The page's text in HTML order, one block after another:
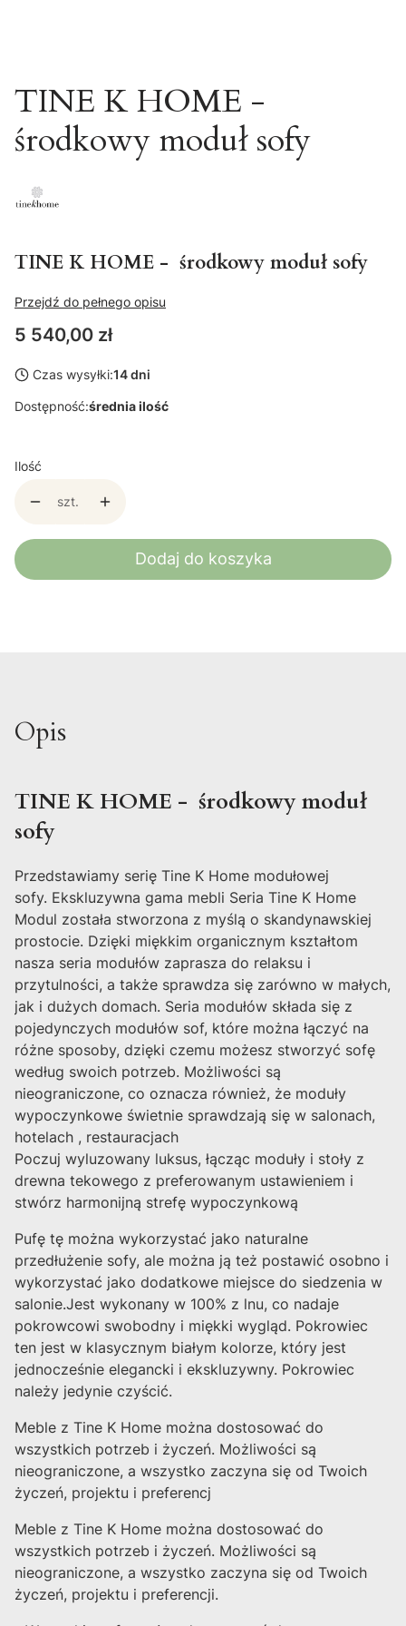
TINE K HOME -
środkowy moduł sofy
TINE K HOME - środkowy moduł sofy
Przejdź do pełnego opisu
Cena
5 540,00 zł
Czas wysyłki:14 dni
Dostępność:średnia ilość
Ilość
szt.
Dodaj do koszyka
Opis
TINE K HOME - środkowy moduł
sofy
Przedstawiamy serię Tine K Home modułowej
sofy. Ekskluzywna gama mebli Seria Tine K Home
Modul została stworzona z myślą o skandynawskiej
prostocie. Dzięki miękkim organicznym kształtom
nasza seria modułów zaprasza do relaksu i
przytulności, a także sprawdza się zarówno w małych,
jak i dużych domach. Seria modułów składa się z
pojedynczych modułów sof, które można łączyć na
różne sposoby, dzięki czemu możesz stworzyć sofę
według swoich potrzeb. Możliwości są
nieograniczone, co oznacza również, że moduły
wypoczynkowe świetnie sprawdzają się w salonach,
hotelach , restauracjach
Poczuj wyluzowany luksus, łącząc moduły i stoły z
drewna tekowego z preferowanym ustawieniem i
stwórz harmonijną strefę wypoczynkową
Pufę tę można wykorzystać jako naturalne
przedłużenie sofy, ale można ją też postawić osobno i
wykorzystać jako dodatkowe miejsce do siedzenia w
salonie.Jest wykonany w 100% z lnu, co nadaje
pokrowcowi swobodny i miękki wygląd. Pokrowiec
ten jest w klasycznym białym kolorze, który jest
jednocześnie elegancki i ekskluzywny. Pokrowiec
należy jedynie czyścić.
Meble z Tine K Home można dostosować do
wszystkich potrzeb i życzeń. Możliwości są
nieograniczone, a wszystko zaczyna się od Twoich
życzeń, projektu i preferencj
Meble z Tine K Home można dostosować do
wszystkich potrzeb i życzeń. Możliwości są
nieograniczone, a wszystko zaczyna się od Twoich
życzeń, projektu i preferencji.